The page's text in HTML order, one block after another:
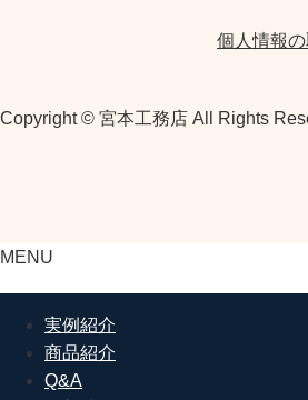
個人情報
Copyright © 宮本工務店 All Rights
MENU
実例紹介
商品紹介
Q&A